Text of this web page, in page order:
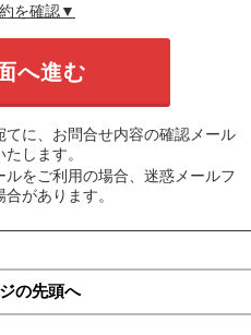
を確認▼
に、お問合せ内容の確認メール
します。
をご利用の場合、迷惑メールフ
があります。
の先頭へ